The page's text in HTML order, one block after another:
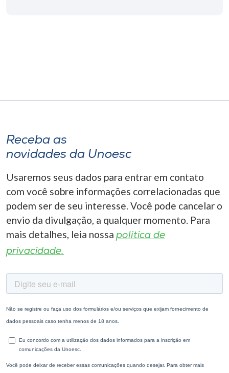
Receba as
novidades da Unoesc
Usaremos seus dados para entrar em contato
com você sobre informações correlacionadas que
podem ser de seu interesse. Você pode cancelar o
envio da divulgação, a qualquer momento. Para
mais detalhes, leia nossa política de
privacidade.